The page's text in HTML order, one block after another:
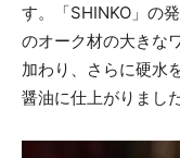
す。「SHINKO」の
のオーク材の大きな
加わり、さらに硬水
醤油に仕上がりました